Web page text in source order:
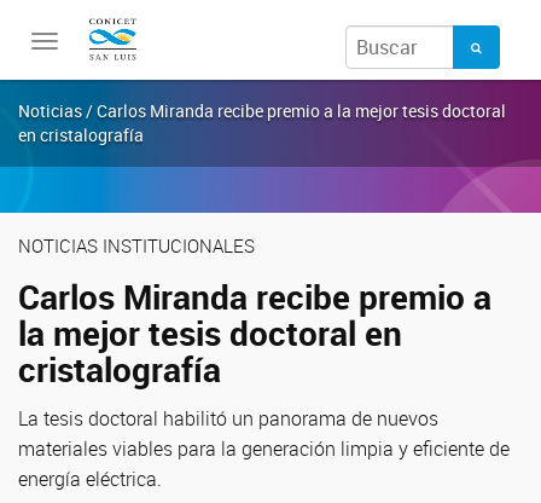
Toggle
Noticias / Carlos Miranda recibe premio a la mejor tesis doctoral
en cristalografía
NOTICIAS INSTITUCIONALES
Carlos Miranda recibe premio a
la mejor tesis doctoral en
cristalografía
La tesis doctoral habilitó un panorama de nuevos
materiales viables para la generación limpia y eficiente de
energía eléctrica.